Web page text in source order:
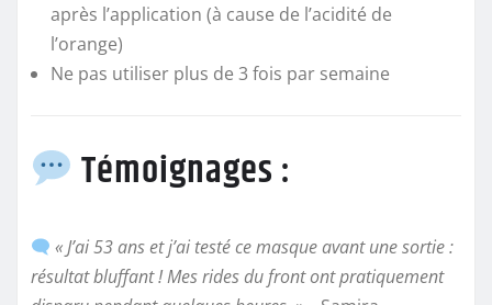
après l’application (à cause de l’acidité de
l’orange)
Ne pas utiliser plus de 3 fois par semaine
Témoignages :
« J’ai 53 ans et j’ai testé ce masque avant une sortie :
résultat bluffant ! Mes rides du front ont pratiquement